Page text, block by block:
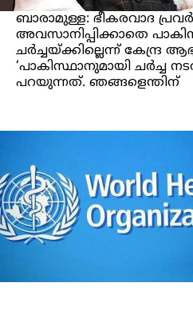
ബാരാമുള്ള: ഭീകരവാദ
അവസാനിപ്പിക്കാതെ
ചര്‍ച്ചയ്ക്കില്ലെന്ന് കേന്ദ്ര
‘പാകിസ്ഥാനുമായി ചര്‍ച്ച
പറയുന്നത്. ഞങ്ങളെന്തിന്